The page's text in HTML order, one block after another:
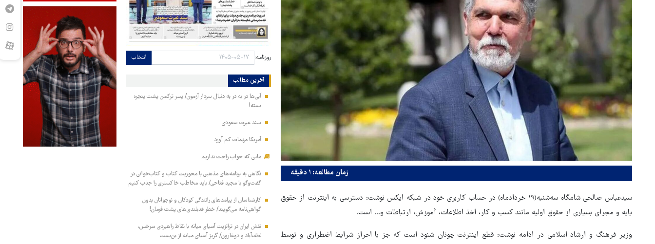
زمان مطالعه: ۱ دقیقه
سیدعباس صالحی شامگاه سه‌شنبه(۱۹ خردادماه) در حساب کاربری خود در شبکه ایکس نوشت: دسترسی به اینترنت از حقوق
پایه و مجرای بسیاری از حقوق اولیه مانند کسب و کار، اخذ اطلاعات، آموزش، ارتباطات و... است.
وزیر فرهنگ و ارشاد اسلامی در ادامه نوشت: قطع اینترنت چونان شنود است که جز با احراز شرایط اضطراری و توسط
روزنامه: انتخاب
آخرین مطالب
آبی‌ها در به در به دنبال سردار آزمون/ پسر ترکمن پشت پنجره
بسته!
سند عبرت سعودی
آمریکا مهمات کم آورد
مایی که خواب راحت نداریم
نگاهی به برنامه‌های مذهبی با محوریت کتاب و کتاب‌خوانی در
گفت‌وگو با مجید فتاحی/ باید مخاطب خاکستری را جذب کنیم
کارشناسان از پیامدهای رانندگی کودکان و نوجوانان بدون
گواهی‌نامه می‌گویند/ خطر قدبلندی‌های پشت فرمان!
نقش ایران در ترانزیت آسیای میانه با نقاط راهبردی سرخس،
لطف‌آباد و دوغارون/ گریز آسیای میانه از بن‌بست